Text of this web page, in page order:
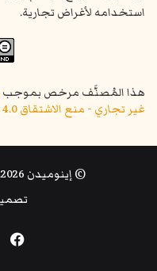
استخدامه لأغراض تجارية.
هذا المُصنَّف مرخص بموجب
غير تجاري - منع الاشتقاق 4.0 دولي
© إينوميدن 2026، جميع الحقوق محفوظة